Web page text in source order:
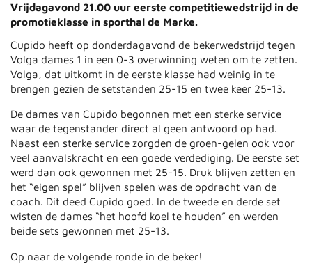
Vrijdagavond 21.00 uur eerste competitiewedstrijd in de
promotieklasse in sporthal de Marke.
Cupido heeft op donderdagavond de bekerwedstrijd tegen
Volga dames 1 in een 0-3 overwinning weten om te zetten.
Volga, dat uitkomt in de eerste klasse had weinig in te
brengen gezien de setstanden 25-15 en twee keer 25-13.
De dames van Cupido begonnen met een sterke service
waar de tegenstander direct al geen antwoord op had.
Naast een sterke service zorgden de groen-gelen ook voor
veel aanvalskracht en een goede verdediging. De eerste set
werd dan ook gewonnen met 25-15. Druk blijven zetten en
het “eigen spel” blijven spelen was de opdracht van de
coach. Dit deed Cupido goed. In de tweede en derde set
wisten de dames “het hoofd koel te houden” en werden
beide sets gewonnen met 25-13.
Op naar de volgende ronde in de beker!